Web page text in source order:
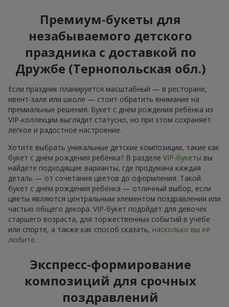
Премиум-букеты для
незабываемого детского
праздника с доставкой по
Дружбе (Тернопольская обл.)
Если праздник планируется масштабный — в ресторане,
ивент-зале или школе — стоит обратить внимание на
премиальные решения. Букет с днём рождения ребёнка из
VIP-коллекции выглядит статусно, но при этом сохраняет
лёгкое и радостное настроение.
Хотите выбрать уникальные детские композиции, такие как
букет с днём рождения ребёнка? В разделе VIP-букеты вы
найдёте подходящие варианты, где продумана каждая
деталь — от сочетания цветов до оформления. Такой
букет с днём рождения ребёнка — отличный выбор, если
цветы являются центральным элементом поздравления или
частью общего декора. VIP-букет подойдёт для девочек
старшего возраста, для торжественных событий в учёбе
или спорте, а также как способ сказать, насколько вы её
любите.
Экспресс-формирование
композиций для срочных
поздравлений